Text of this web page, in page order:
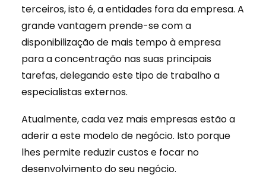
terceiros, isto é, a entidades fora da empresa. A
grande vantagem prende-se com a
disponibilização de mais tempo à empresa
para a concentração nas suas principais
tarefas, delegando este tipo de trabalho a
especialistas externos.
Atualmente, cada vez mais empresas estão a
aderir a este modelo de negócio. Isto porque
lhes permite reduzir custos e focar no
desenvolvimento do seu negócio.